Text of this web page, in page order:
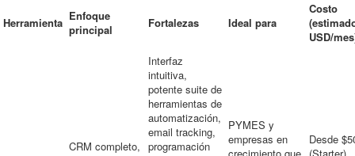
Herramienta Enfoque
principal
Fortalezas Ideal para
Costo
USD/
CRM completo,
Interfaz
intuitiva,
potente suite de
herramientas de
automatización,
email tracking,
programación
PYMES y
empresas en
Desde